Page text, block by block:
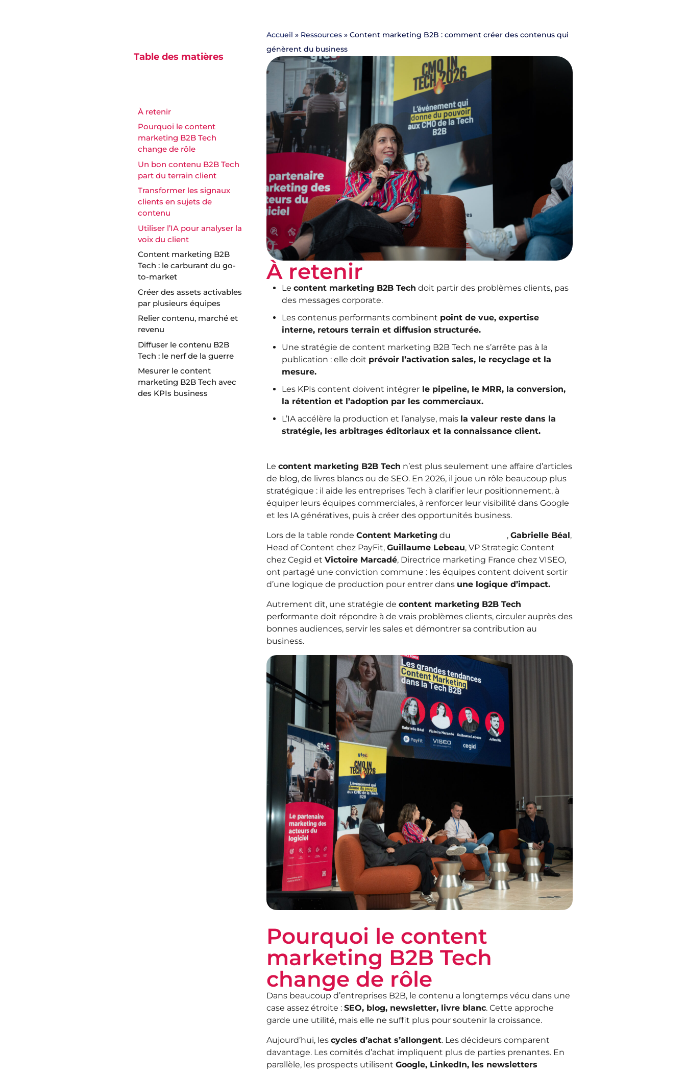
Table des matières
À retenir
Pourquoi le content
marketing B2B Tech
change de rôle
Un bon contenu B2B Tech
part du terrain client
Transformer les signaux
clients en sujets de
contenu
Utiliser l’IA pour analyser la
voix du client
Content marketing B2B
Tech : le carburant du go-
to-market
Créer des assets activables
par plusieurs équipes
Relier contenu, marché et
revenu
Diffuser le contenu B2B
Tech : le nerf de la guerre
Mesurer le content
marketing B2B Tech avec
des KPIs business
Accueil » Ressources » Content marketing B2B : comment créer des contenus qui
génèrent du business
À retenir
Le content marketing B2B Tech doit partir des problèmes clients, pas
des messages corporate.
Les contenus performants combinent point de vue, expertise
interne, retours terrain et diffusion structurée.
Une stratégie de content marketing B2B Tech ne s’arrête pas à la
publication : elle doit prévoir l’activation sales, le recyclage et la
mesure.
Les KPIs content doivent intégrer le pipeline, le MRR, la conversion,
la rétention et l’adoption par les commerciaux.
L’IA accélère la production et l’analyse, mais la valeur reste dans la
stratégie, les arbitrages éditoriaux et la connaissance client.
Le content marketing B2B Tech n’est plus seulement une affaire d’articles
de blog, de livres blancs ou de SEO. En 2026, il joue un rôle beaucoup plus
stratégique : il aide les entreprises Tech à clarifier leur positionnement, à
équiper leurs équipes commerciales, à renforcer leur visibilité dans Google
et les IA génératives, puis à créer des opportunités business.
Lors de la table ronde Content Marketing du , Gabrielle Béal,
Head of Content chez PayFit, Guillaume Lebeau, VP Strategic Content
chez Cegid et Victoire Marcadé, Directrice marketing France chez VISEO,
ont partagé une conviction commune : les équipes content doivent sortir
d’une logique de production pour entrer dans une logique d’impact.
Autrement dit, une stratégie de content marketing B2B Tech
performante doit répondre à de vrais problèmes clients, circuler auprès des
bonnes audiences, servir les sales et démontrer sa contribution au
business.
Pourquoi le content
marketing B2B Tech
change de rôle
Dans beaucoup d’entreprises B2B, le contenu a longtemps vécu dans une
case assez étroite : SEO, blog, newsletter, livre blanc. Cette approche
garde une utilité, mais elle ne suffit plus pour soutenir la croissance.
Aujourd’hui, les cycles d’achat s’allongent. Les décideurs comparent
davantage. Les comités d’achat impliquent plus de parties prenantes. En
parallèle, les prospects utilisent Google, LinkedIn, les newsletters